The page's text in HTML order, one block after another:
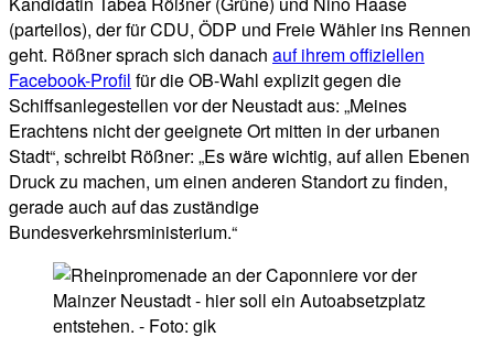
(parteilos), der für CDU, ÖDP und Freie Wähler ins Rennen
geht. Rößner sprach sich danach auf ihrem offiziellen
Facebook-Profil für die OB-Wahl explizit gegen die
Schiffsanlegestellen vor der Neustadt aus: „Meines
Erachtens nicht der geeignete Ort mitten in der urbanen
Stadt“, schreibt Rößner: „Es wäre wichtig, auf allen Ebenen
Druck zu machen, um einen anderen Standort zu finden,
gerade auch auf das zuständige
Bundesverkehrsministerium.“